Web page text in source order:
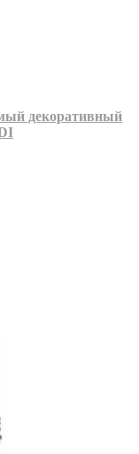
декоративный